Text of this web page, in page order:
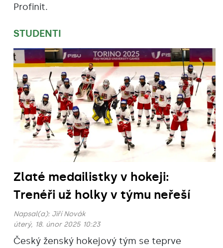
Profinit.
STUDENTI
Zlaté medailistky v hokeji:
Trenéři už holky v týmu neřeší
Napsal(a): Jiří Novák
úterý, 18. únor 2025 10:23
Český ženský hokejový tým se teprve